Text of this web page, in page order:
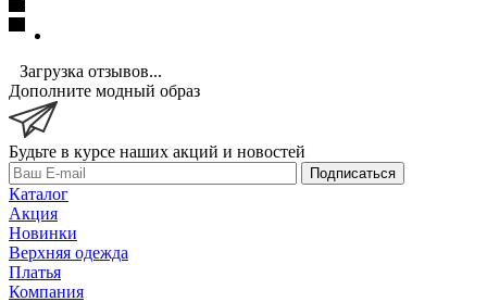
Загрузка отзывов...
Дополните модный образ
Будьте в курсе наших акций и новостей
Подписаться
Каталог
Акция
Новинки
Верхняя одежда
Платья
Компания